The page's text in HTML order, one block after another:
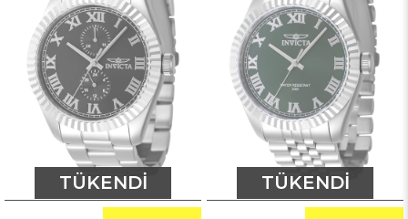
TÜKENDI TÜKENDI